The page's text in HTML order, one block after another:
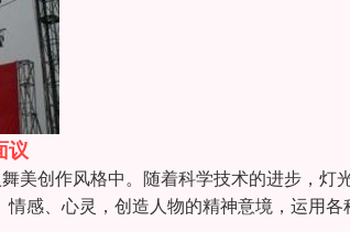
议
美创作风格中。随着科学技术的进步，灯
感、心灵，创造人物的精神意境，运用